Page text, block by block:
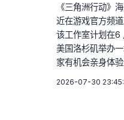
《三角洲行动》
近在游戏官方频
该工作室计划在
美国洛杉矶举办
家有机会亲身体
2026-07-30